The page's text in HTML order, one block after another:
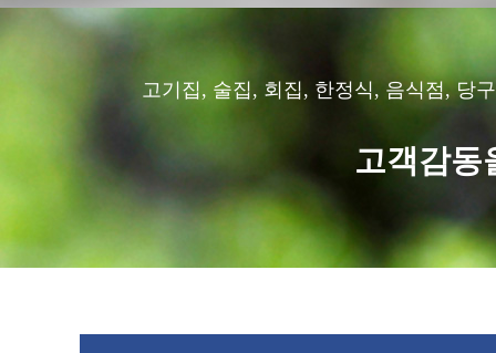
고기집, 술집, 회집, 한정식, 음식점, 당
고객감동